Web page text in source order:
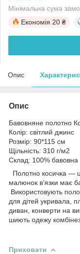
Мінімальна сума
Економія 20 ₴
Опис
Опис
Бавовняне полотно
Колір: світлий джинс
Розмір: 90*115 см
Щільність: 310 г/м2
Склад: 100% бавовна
Полотно косичка —
малюнок в'язки має
Використовують
для дітей укривала,
диван, конверти на
шиють одежу
Приховати